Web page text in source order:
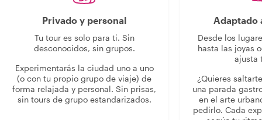
Privado y personal
Tu tour es solo para ti. Sin
desconocidos, sin grupos.
Experimentarás la ciudad uno a uno
(o con tu propio grupo de viaje) de
forma relajada y personal. Sin prisas,
sin tours de grupo estandarizados.
Adaptado
Desde los
hasta las joyas
ajusta
¿Quieres
una parada
en el arte
pedirlo. Cada